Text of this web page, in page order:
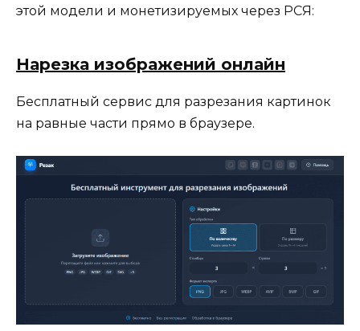
этой модели и монетизируемых через РСЯ:
Нарезка изображений онлайн
Бесплатный сервис для разрезания картинок
на равные части прямо в браузере.